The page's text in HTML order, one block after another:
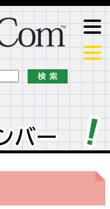
バー
バー